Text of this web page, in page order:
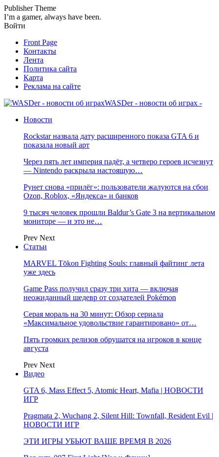
Publisher Theme
I’m a gamer, always have been.
Войти
Front Page
Контакты
Лента
Политика сайта
Карта
Реклама на сайте
WASDer - новости об играх -
Новости
Rockstar назвала дату расширенного показа GTA 6 и
показала новый арт
Через пять лет империя падёт, а четверо героев исчезнут
— Nintendo раскрыла настоящую…
Рунет снова «прилёг»: пользователи жалуются на сбои
Ozon, Roblox, «Яндекса» и банков
9 тысяч человек прошли Baldur’s Gate 3 на вертикальном
мониторе — и это не…
Prev Next
Статьи
MARVEL Tōkon Fighting Souls: главный файтинг лета
уже здесь
Game Pass получил сразу три хита — включая
неожиданный шедевр от создателей Pokémon
Серая мораль на 30 минут: Обзор сериала
«Максимальное удовольствие гарантировано» от…
Пять громких релизов обрушатся на игроков в конце
августа
Prev Next
Видео
GTA 6, Mass Effect 5, Atomic Heart, Mafia | НОВОСТИ
ИГР
Pragmata 2, Wuchang 2, Silent Hill: Townfall, Resident Evil |
НОВОСТИ ИГР
ЭТИ ИГРЫ УБЬЮТ ВАШЕ ВРЕМЯ В 2026